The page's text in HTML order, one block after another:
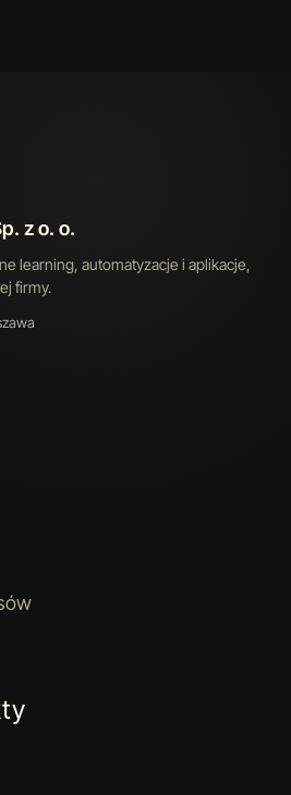
z o. o.
learning, automatyzacje i aplikacje,
firmy.